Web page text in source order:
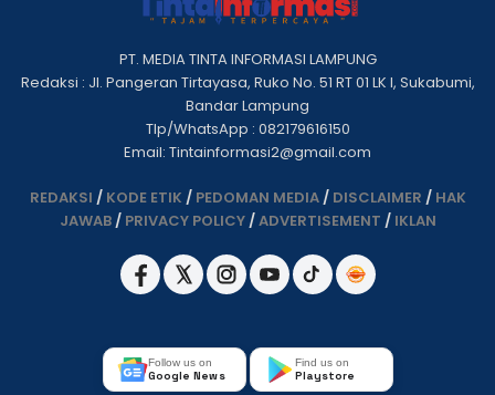
PT. MEDIA TINTA INFORMASI LAMPUNG
Redaksi : Jl. Pangeran Tirtayasa, Ruko No. 51 RT 01 LK I, Sukabumi,
Bandar Lampung
Tlp/WhatsApp : 082179616150
Email: Tintainformasi2@gmail.com
REDAKSI / KODE ETIK / PEDOMAN MEDIA/ DISCLAIMER / HAK
JAWAB/ PRIVACY POLICY/ADVERTISEMENT / IKLAN
Follow us on
Google News
Find us on
Playstore